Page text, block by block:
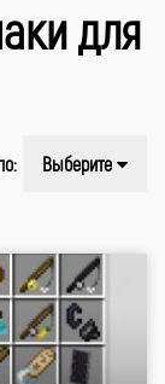
для
Выберите